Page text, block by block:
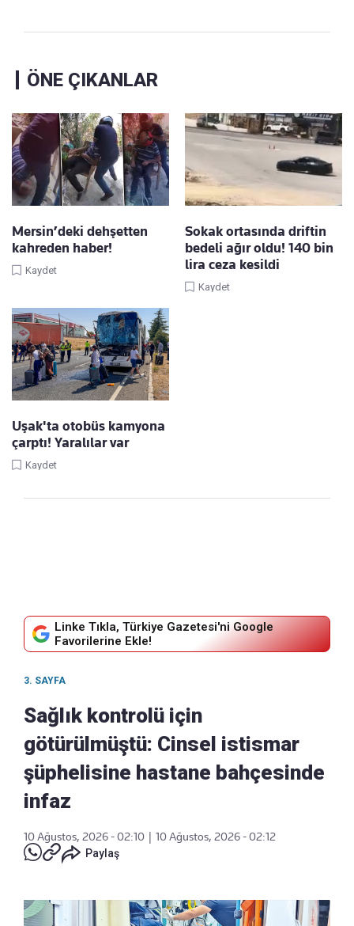
ÖNE ÇIKANLAR
Mersin’deki dehşetten
kahreden haber!
Kaydet
Sokak ortasında driftin
bedeli ağır oldu! 140 bin
lira ceza kesildi
Kaydet
Uşak'ta otobüs kamyona
çarptı! Yaralılar var
Kaydet
Linke Tıkla, Türkiye Gazetesi'ni Google
Favorilerine Ekle!
3. SAYFA
Sağlık kontrolü için
götürülmüştü: Cinsel istismar
şüphelisine hastane bahçesinde
infaz
10 Ağustos, 2026 - 02:10
10 Ağustos, 2026 - 02:12
Paylaş